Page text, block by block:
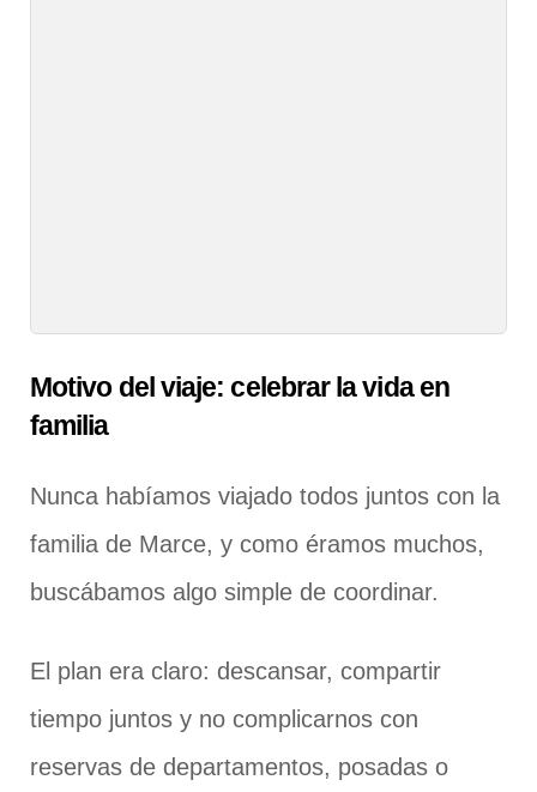
Motivo del viaje: celebrar la vida en
familia
Nunca habíamos viajado todos juntos con la
familia de Marce, y como éramos muchos,
buscábamos algo simple de coordinar.
El plan era claro: descansar, compartir
tiempo juntos y no complicarnos con
reservas de departamentos, posadas o